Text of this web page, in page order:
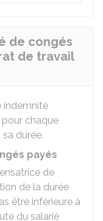
de congés
de travail
indemnité
chaque
durée.
payés
de
de la durée
être inférieure à
du salarié